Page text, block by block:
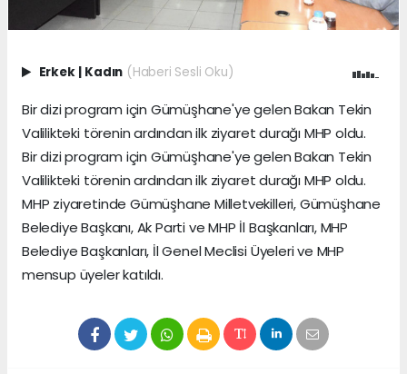
Erkek | Kadın (Haberi Sesli Oku)
Bir dizi program için Gümüşhane'ye gelen Bakan Tekin
Valilikteki törenin ardından ilk ziyaret durağı MHP oldu.
Bir dizi program için Gümüşhane'ye gelen Bakan Tekin
Valilikteki törenin ardından ilk ziyaret durağı MHP oldu.
MHP ziyaretinde Gümüşhane Milletvekilleri, Gümüşhane
Belediye Başkanı, Ak Parti ve MHP İl Başkanları, MHP
Belediye Başkanları, İl Genel Meclisi Üyeleri ve MHP
mensup üyeler katıldı.